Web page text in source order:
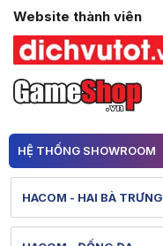
Website thành viên
HỆ THỐNG SHOWROOM
HACOM - HAI BÀ TRƯNG